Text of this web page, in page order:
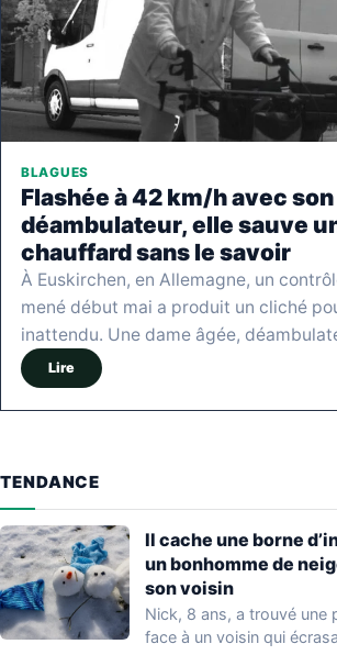
BLAGUES
Flashée à 42 km/h avec son
déambulateur, elle sauve
chauffard sans le savoir
À Euskirchen, en Allemagne, un
mené début mai a produit un cliché
inattendu. Une dame âgée,
Lire
TENDANCE
Il cache une borne
un bonhomme de
son voisin
Nick, 8 ans, a trouvé une
face à un voisin qui